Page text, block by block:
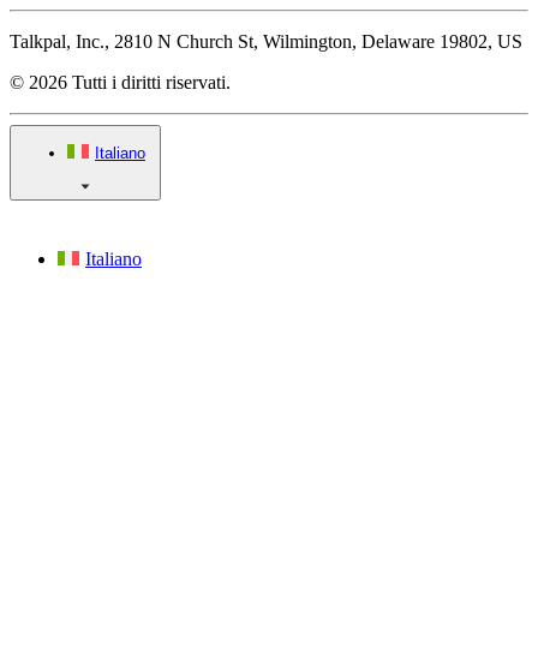
Talkpal, Inc., 2810 N Church St, Wilmington, Delaware 19802, US
© 2026 Tutti i diritti riservati.
Italiano
Italiano